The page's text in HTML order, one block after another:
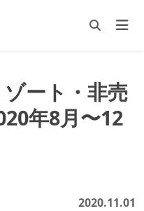
ート・非売
年8月〜12
2020.11.01